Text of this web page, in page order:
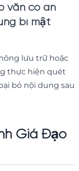
văn có an
bí mật
lưu trữ hoặc
thực hiện quét
bỏ nội dung sau
Giá Đạo